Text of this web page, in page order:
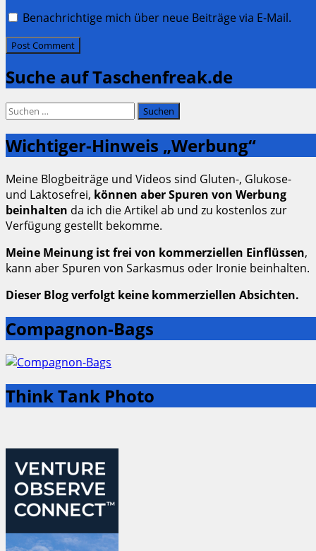
Benachrichtige mich über neue Beiträge via E-Mail.
Suche auf Taschenfreak.de
Suchen
Wichtiger-Hinweis „Werbung“
Meine Blogbeiträge und Videos sind Gluten-, Glukose-
und Laktosefrei, können aber Spuren von Werbung
beinhalten da ich die Artikel ab und zu kostenlos zur
Verfügung gestellt bekomme.
Meine Meinung ist frei von kommerziellen Einflüssen,
kann aber Spuren von Sarkasmus oder Ironie beinhalten.
Dieser Blog verfolgt keine kommerziellen Absichten.
Compagnon-Bags
Think Tank Photo